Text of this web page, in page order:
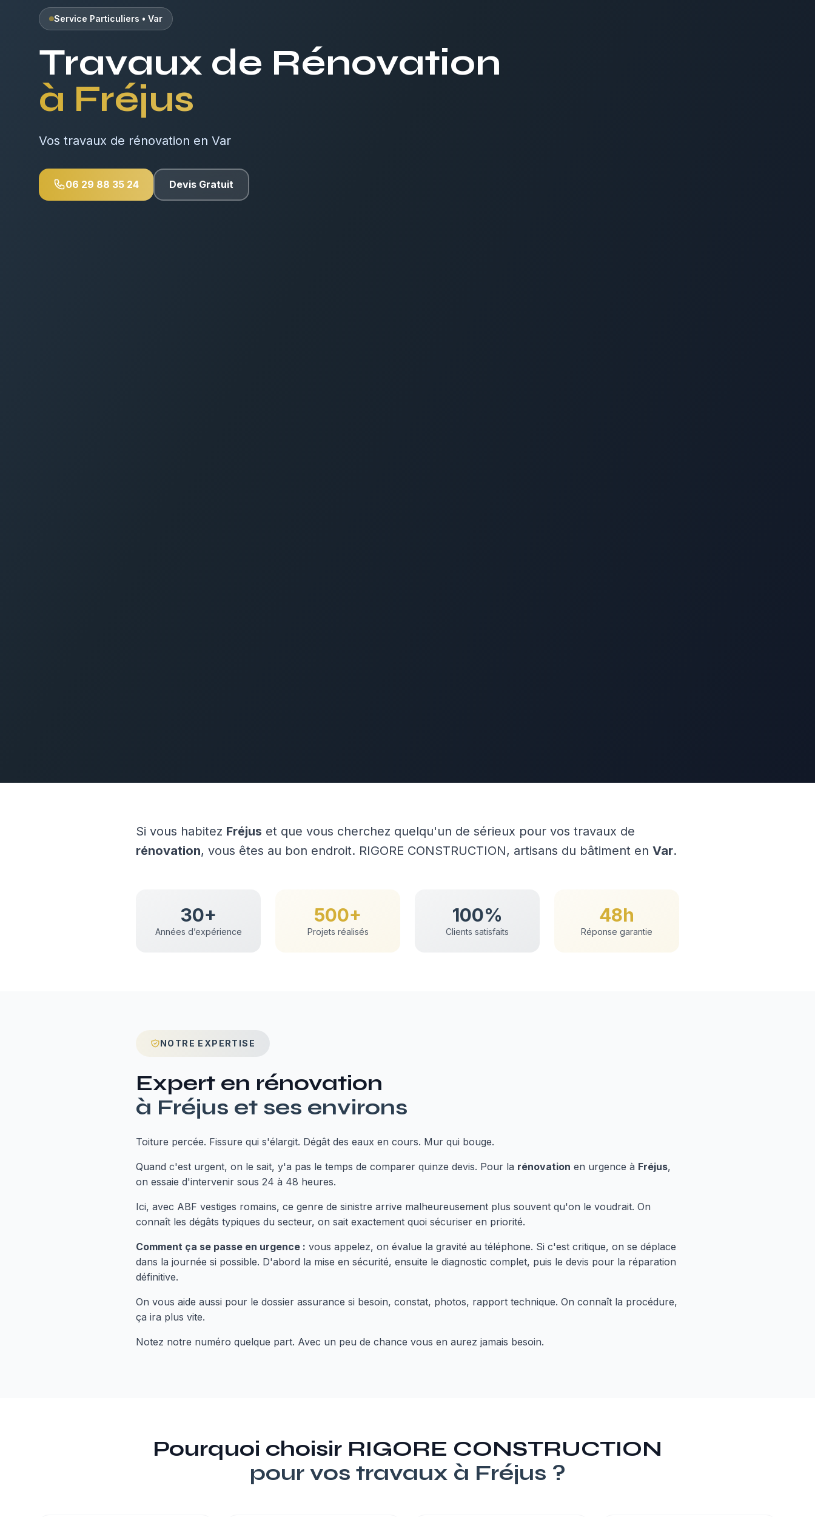
Service Particuliers • Var
Travaux de Rénovation
à Fréjus
Vos travaux de rénovation en Var
06 29 88 35 24 Devis Gratuit
Si vous habitez Fréjus et que vous cherchez quelqu'un de sérieux pour vos travaux de
rénovation, vous êtes au bon endroit. RIGORE CONSTRUCTION, artisans du bâtiment en Var.
30+
Années d’expérience
500+
Projets réalisés
100%
Clients satisfaits
48h
Réponse garantie
NOTRE EXPERTISE
Expert en rénovation
à Fréjus et ses environs
Toiture percée. Fissure qui s'élargit. Dégât des eaux en cours. Mur qui bouge.
Quand c'est urgent, on le sait, y'a pas le temps de comparer quinze devis. Pour la rénovation en urgence à Fréjus,
on essaie d'intervenir sous 24 à 48 heures.
Ici, avec ABF vestiges romains, ce genre de sinistre arrive malheureusement plus souvent qu'on le voudrait. On
connaît les dégâts typiques du secteur, on sait exactement quoi sécuriser en priorité.
Comment ça se passe en urgence : vous appelez, on évalue la gravité au téléphone. Si c'est critique, on se déplace
dans la journée si possible. D'abord la mise en sécurité, ensuite le diagnostic complet, puis le devis pour la réparation
définitive.
On vous aide aussi pour le dossier assurance si besoin, constat, photos, rapport technique. On connaît la procédure,
ça ira plus vite.
Notez notre numéro quelque part. Avec un peu de chance vous en aurez jamais besoin.
Pourquoi choisir RIGORE CONSTRUCTION
pour vos travaux à Fréjus ?